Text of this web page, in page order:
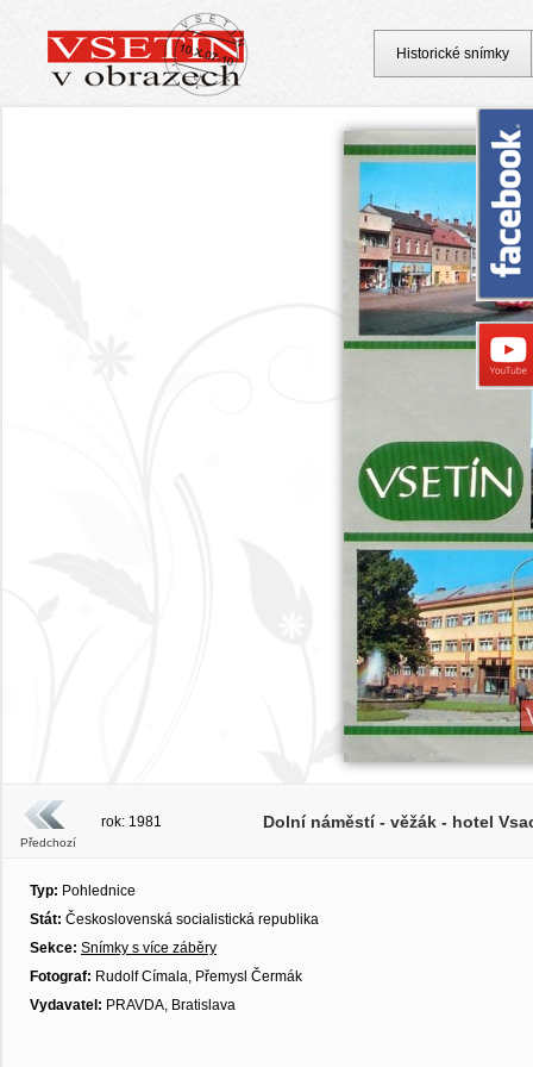
Předchozí
rok: 1981 Dolní náměstí - věžák - hotel
Typ: Pohlednice
Stát: Československá socialistická republika
Sekce: Snímky s více záběry
Fotograf: Rudolf Címala, Přemysl Čermák
Vydavatel: PRAVDA, Bratislava
Historické snímky